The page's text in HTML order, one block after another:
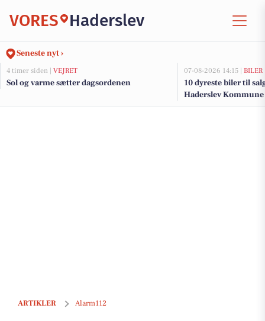
VORES Haderslev
Seneste nyt ›
4 timer siden | VEJRET
Sol og varme sætter dagsordenen
07-08-2026 14:15 | BILER
10 dyreste biler til
Haderslev Kommune
ARTIKLER Alarm112
Tre rumænske biler standset på motorvejen – tyvekoster fundet ved